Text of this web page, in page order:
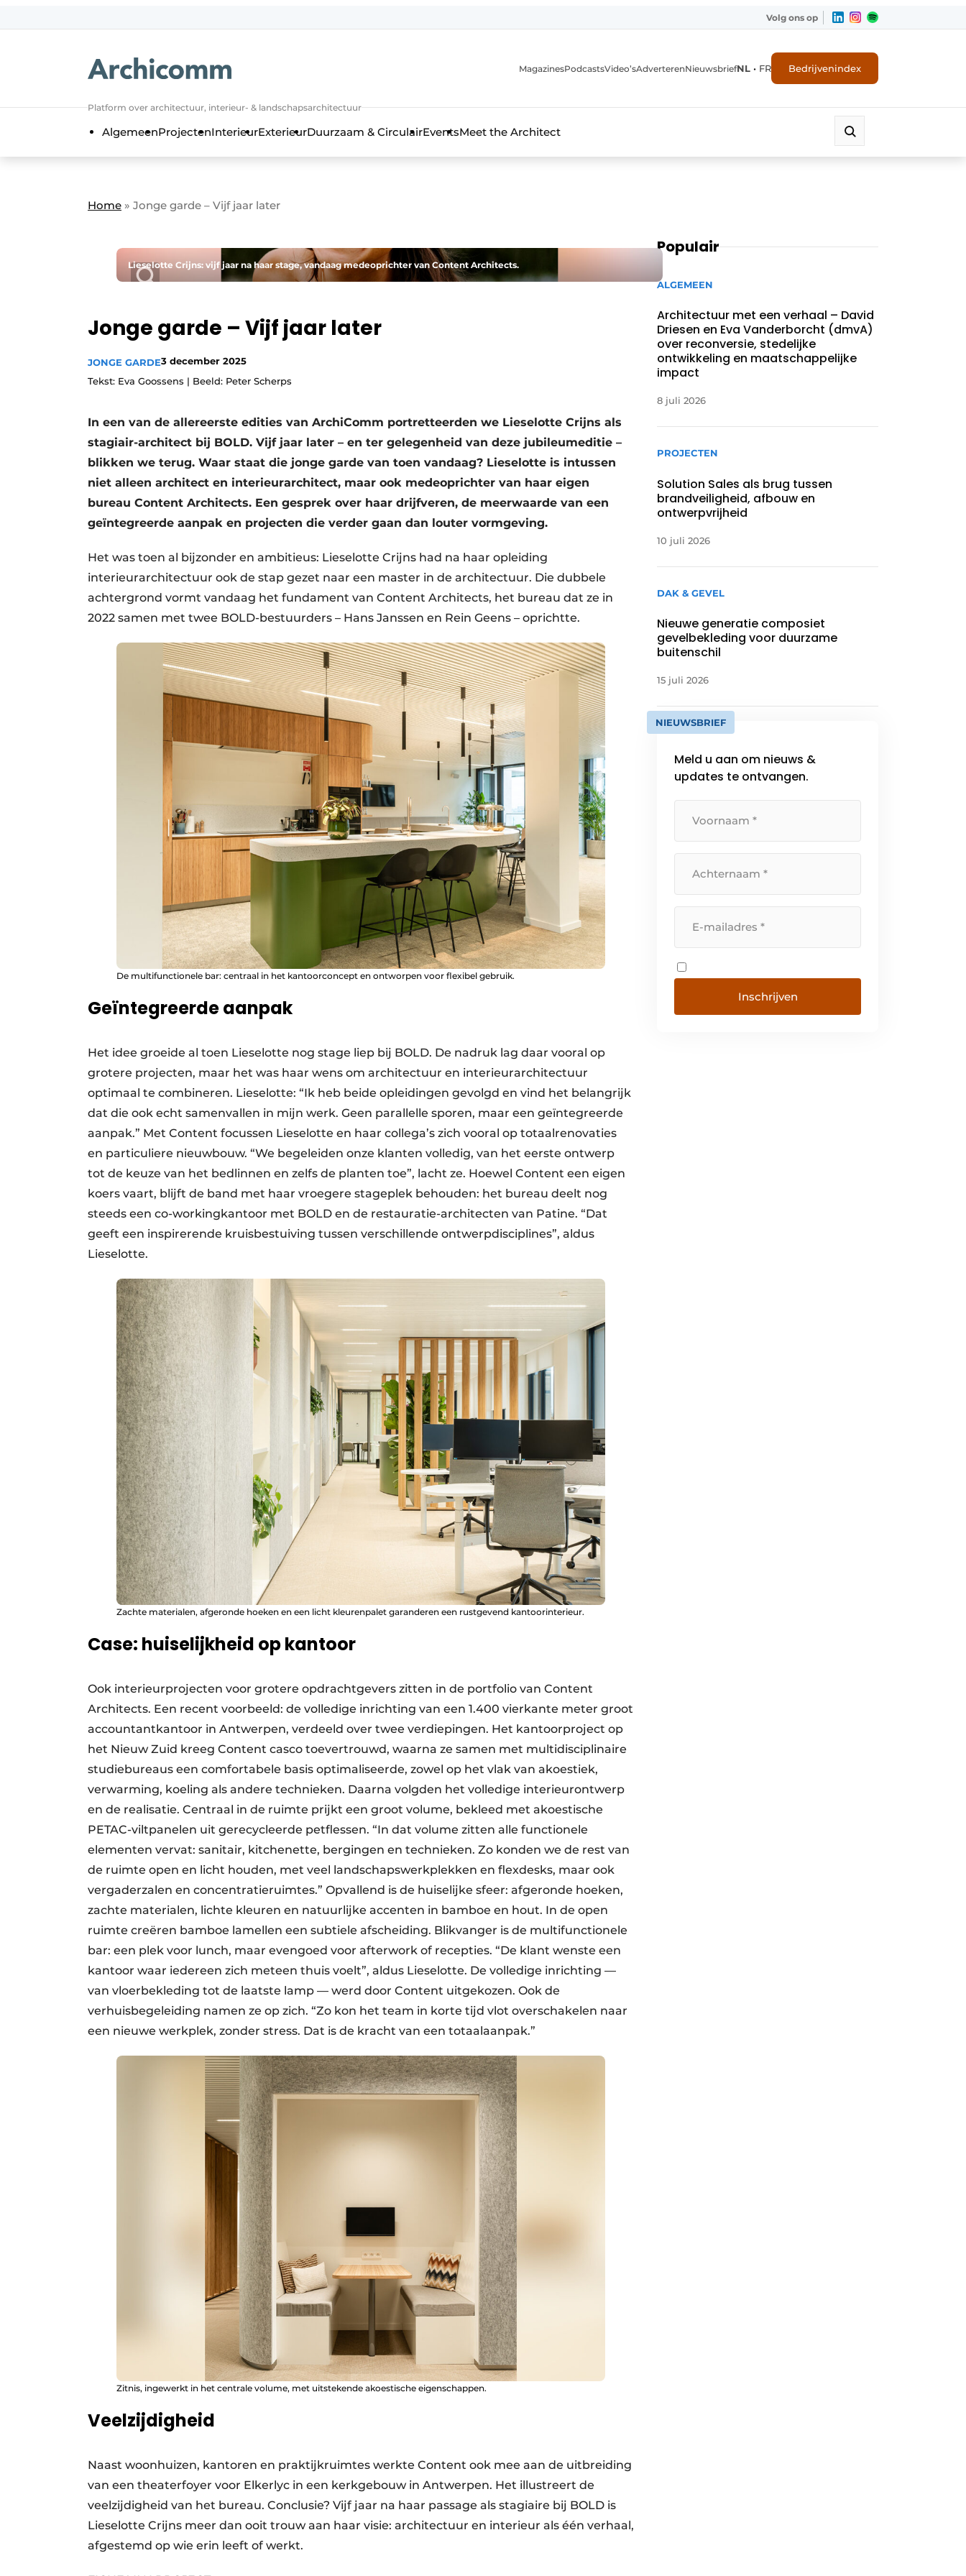
Volg ons op
Platform over architectuur, interieur- & landschapsarchitectuur
MagazinesPodcastsVideo’sAdverterenNieuwsbriefNL • FR Bedrijvenindex
AlgemeenProjectenInterieurExterieurDuurzaam & CirculairEventsMeet the Architect
Home » Jonge garde – Vijf jaar later
Lieselotte Crijns: vijf jaar na haar stage, vandaag medeoprichter van Content Architects.
Jonge garde – Vijf jaar later
JONGE GARDE3 december 2025
Tekst: Eva Goossens | Beeld: Peter Scherps
In een van de allereerste edities van ArchiComm portretteerden we Lieselotte Crijns als
stagiair-architect bij BOLD. Vijf jaar later – en ter gelegenheid van deze jubileumeditie –
blikken we terug. Waar staat die jonge garde van toen vandaag? Lieselotte is intussen
niet alleen architect en interieurarchitect, maar ook medeoprichter van haar eigen
bureau Content Architects. Een gesprek over haar drijfveren, de meerwaarde van een
geïntegreerde aanpak en projecten die verder gaan dan louter vormgeving.
Het was toen al bijzonder en ambitieus: Lieselotte Crijns had na haar opleiding
interieurarchitectuur ook de stap gezet naar een master in de architectuur. Die dubbele
achtergrond vormt vandaag het fundament van Content Architects, het bureau dat ze in
2022 samen met twee BOLD-bestuurders – Hans Janssen en Rein Geens – oprichtte.
De multifunctionele bar: centraal in het kantoorconcept en ontworpen voor flexibel gebruik.
Geïntegreerde aanpak
Het idee groeide al toen Lieselotte nog stage liep bij BOLD. De nadruk lag daar vooral op
grotere projecten, maar het was haar wens om architectuur en interieurarchitectuur
optimaal te combineren. Lieselotte: “Ik heb beide opleidingen gevolgd en vind het belangrijk
dat die ook echt samenvallen in mijn werk. Geen parallelle sporen, maar een geïntegreerde
aanpak.” Met Content focussen Lieselotte en haar collega’s zich vooral op totaalrenovaties
en particuliere nieuwbouw. “We begeleiden onze klanten volledig, van het eerste ontwerp
tot de keuze van het bedlinnen en zelfs de planten toe”, lacht ze. Hoewel Content een eigen
koers vaart, blijft de band met haar vroegere stageplek behouden: het bureau deelt nog
steeds een co-workingkantoor met BOLD en de restauratie-architecten van Patine. “Dat
geeft een inspirerende kruisbestuiving tussen verschillende ontwerpdisciplines”, aldus
Lieselotte.
Zachte materialen, afgeronde hoeken en een licht kleurenpalet garanderen een rustgevend kantoorinterieur.
Case: huiselijkheid op kantoor
Ook interieurprojecten voor grotere opdrachtgevers zitten in de portfolio van Content
Architects. Een recent voorbeeld: de volledige inrichting van een 1.400 vierkante meter groot
accountantkantoor in Antwerpen, verdeeld over twee verdiepingen. Het kantoorproject op
het Nieuw Zuid kreeg Content casco toevertrouwd, waarna ze samen met multidisciplinaire
studiebureaus een comfortabele basis optimaliseerde, zowel op het vlak van akoestiek,
verwarming, koeling als andere technieken. Daarna volgden het volledige interieurontwerp
en de realisatie. Centraal in de ruimte prijkt een groot volume, bekleed met akoestische
PETAC-viltpanelen uit gerecycleerde petflessen. “In dat volume zitten alle functionele
elementen vervat: sanitair, kitchenette, bergingen en technieken. Zo konden we de rest van
de ruimte open en licht houden, met veel landschapswerkplekken en flexdesks, maar ook
vergaderzalen en concentratieruimtes.” Opvallend is de huiselijke sfeer: afgeronde hoeken,
zachte materialen, lichte kleuren en natuurlijke accenten in bamboe en hout. In de open
ruimte creëren bamboe lamellen een subtiele afscheiding. Blikvanger is de multifunctionele
bar: een plek voor lunch, maar evengoed voor afterwork of recepties. “De klant wenste een
kantoor waar iedereen zich meteen thuis voelt”, aldus Lieselotte. De volledige inrichting —
van vloerbekleding tot de laatste lamp — werd door Content uitgekozen. Ook de
verhuisbegeleiding namen ze op zich. “Zo kon het team in korte tijd vlot overschakelen naar
een nieuwe werkplek, zonder stress. Dat is de kracht van een totaalaanpak.”
Zitnis, ingewerkt in het centrale volume, met uitstekende akoestische eigenschappen.
Veelzijdigheid
Naast woonhuizen, kantoren en praktijkruimtes werkte Content ook mee aan de uitbreiding
van een theaterfoyer voor Elkerlyc in een kerkgebouw in Antwerpen. Het illustreert de
veelzijdigheid van het bureau. Conclusie? Vijf jaar na haar passage als stagiaire bij BOLD is
Lieselotte Crijns meer dan ooit trouw aan haar visie: architectuur en interieur als één verhaal,
afgestemd op wie erin leeft of werkt.
Populair
ALGEMEEN
Architectuur met een verhaal – David
Driesen en Eva Vanderborcht (dmvA)
over reconversie, stedelijke
ontwikkeling en maatschappelijke
impact
8 juli 2026
PROJECTEN
Solution Sales als brug tussen
brandveiligheid, afbouw en
ontwerpvrijheid
10 juli 2026
DAK & GEVEL
Nieuwe generatie composiet
gevelbekleding voor duurzame
buitenschil
15 juli 2026
NIEUWSBRIEF
Meld u aan om nieuws &
updates te ontvangen.
Inschrijven